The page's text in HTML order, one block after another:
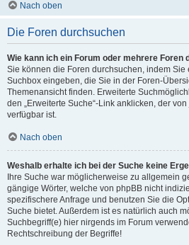
Nach oben
Die Foren durchsuchen
Wie kann ich ein Forum oder mehrere Foren
Sie können die Foren durchsuchen, indem Sie
Suchbox eingeben, die Sie in der Foren-
Themenansicht finden. Erweiterte
den „Erweiterte Suche“-Link anklicken, der
verfügbar ist.
Nach oben
Weshalb erhalte ich bei der Suche keine
Ihre Suche war möglicherweise zu allgemein
gängige Wörter, welche von phpBB nicht
spezifischere Anfrage und benutzen Sie die
Suche bietet. Außerdem ist es natürlich auch
Suchbegriff(e) hier nirgends im Forum
Rechtschreibung der Begriffe!